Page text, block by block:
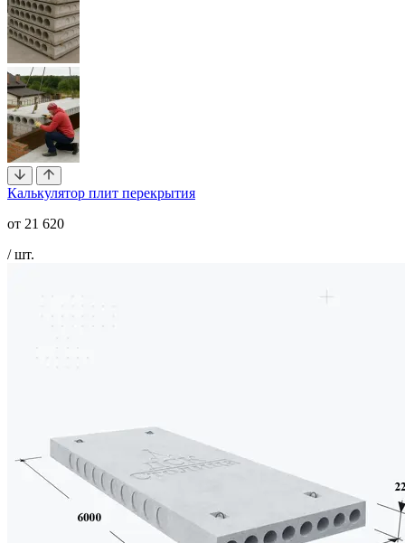
Калькулятор плит перекрытия
от 21 620
/ шт.